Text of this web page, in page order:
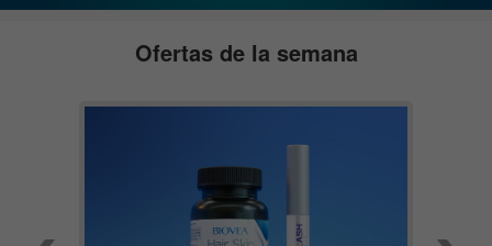
Ofertas de la semana